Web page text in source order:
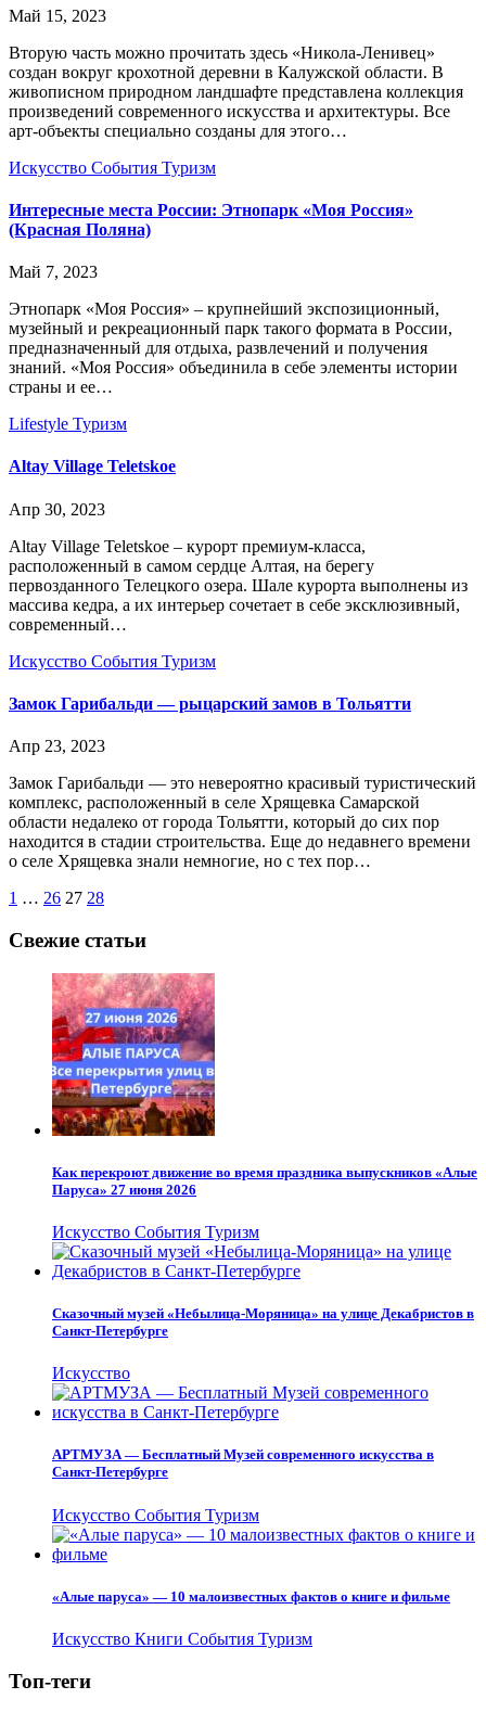
Май 15, 2023
Вторую часть можно прочитать здесь «Никола-Ленивец»
создан вокруг крохотной деревни в Калужской области. В
живописном природном ландшафте представлена коллекция
произведений современного искусства и архитектуры. Все
арт-объекты специально созданы для этого…
Искусство События Туризм
Интересные места России: Этнопарк «Моя Россия»
(Красная Поляна)
Май 7, 2023
Этнопарк «Моя Россия» – крупнейший экспозиционный,
музейный и рекреационный парк такого формата в России,
предназначенный для отдыха, развлечений и получения
знаний. «Моя Россия» объединила в себе элементы истории
страны и ее…
Lifestyle Туризм
Altay Village Teletskoe
Апр 30, 2023
Altay Village Teletskoe – курорт премиум-класса,
расположенный в самом сердце Алтая, на берегу
первозданного Телецкого озера. Шале курорта выполнены из
массива кедра, а их интерьер сочетает в себе эксклюзивный,
современный…
Искусство События Туризм
Замок Гарибальди — рыцарский замов в Тольятти
Апр 23, 2023
Замок Гарибальди — это невероятно красивый туристический
комплекс, расположенный в селе Хрящевка Самарской
области недалеко от города Тольятти, который до сих пор
находится в стадии строительства. Еще до недавнего времени
о селе Хрящевка знали немногие, но с тех пор…
Пагинация
записей
1 … 26 27 28
Свежие статьи
Как перекроют движение во время праздника выпускников «Алые
Паруса» 27 июня 2026
Искусство События Туризм
Сказочный музей «Небылица-Моряница» на улице Декабристов в
Санкт-Петербурге
Искусство
АРТМУЗА — Бесплатный Музей современного искусства в
Санкт-Петербурге
Искусство События Туризм
«Алые паруса» — 10 малоизвестных фактов о книге и фильме
Искусство Книги События Туризм
Топ-теги